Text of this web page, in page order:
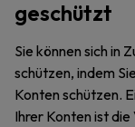
geschützt
Sie können sich in
schützen, indem
Konten schützen.
Ihrer Konten ist